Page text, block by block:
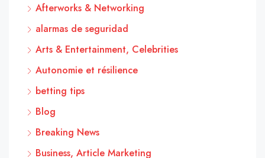
Afterworks & Networking
alarmas de seguridad
Arts & Entertainment, Celebrities
Autonomie et résilience
betting tips
Blog
Breaking News
Business, Article Marketing